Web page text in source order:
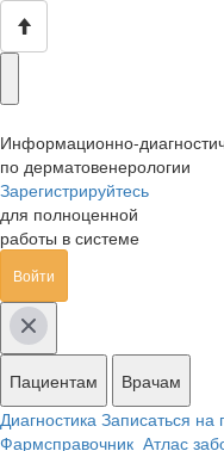
Информационно-
по дерматовенерологии
Зарегистрируйтесь
для полноценной
работы в системе
Войти
Пациентам
Врачам
Диагностика Записаться на
Фармсправочник Атлас